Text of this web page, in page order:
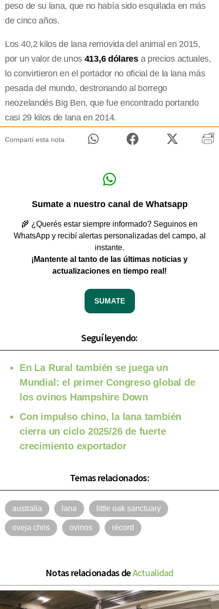
peso de su lana, que no había sido esquilada en más
de cinco años.
Los 40,2 kilos de lana removida del animal en 2015,
por un valor de unos 413,6 dólaresa precios actuales,
lo convirtieron en el portador no oficial de la lana más
pesada del mundo, destronando al borrego
neozelandés Big Ben, que fue encontrado portando
casi 29 kilos de lana en 2014.
Compartí esta nota
Sumate a nuestro canal de Whatsapp
🌾 ¿Querés estar siempre informado? Seguinos en
WhatsApp y recibí alertas personalizadas del campo, al
instante.
¡Mantente al tanto de las últimas noticias y
actualizaciones en tiempo real!
SUMATE
Seguí leyendo:
En La Rural también se juega un
Mundial: el primer Congreso global de
los ovinos Hampshire Down
Con impulso chino, la lana también
cierra un ciclo 2025/26 de fuerte
crecimiento exportador
Temas relacionados:
australia lana little oak sanctuary
oveja chris ovinos récord
Notas relacionadas deActualidad